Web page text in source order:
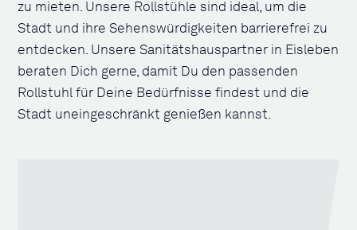
zu mieten. Unsere Rollstühle sind ideal, um die
Stadt und ihre Sehenswürdigkeiten barrierefrei zu
entdecken. Unsere Sanitätshauspartner in Eisleben
beraten Dich gerne, damit Du den passenden
Rollstuhl für Deine Bedürfnisse findest und die
Stadt uneingeschränkt genießen kannst.